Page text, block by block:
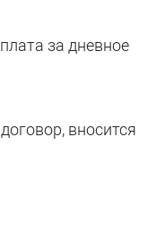
за дневное
вносится